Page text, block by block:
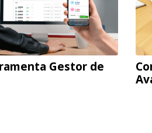
Gestor de